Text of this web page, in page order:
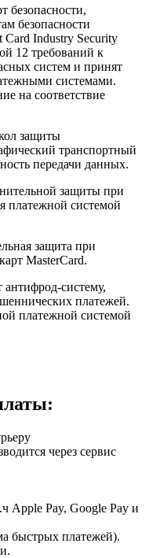
безопасности,
безопасности
Card Industry Security
12 требований к
систем и принят
системами.
на соответствие
защиты
транспортный
передачи данных.
защиты при
платежной системой
защита при
MasterCard.
антифрод-систему,
платежей.
платежной системой
через сервис
Apple Pay, Google Pay и
быстрых платежей).